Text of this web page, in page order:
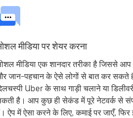
मीडिया पर शेयर करना
मीडिया एक शानदार तरीका है जिससे आप
जान-पहचान के ऐसे लोगों से बात कर सकते
Uber के साथ गाड़ी चलाने या
है। आप कुछ ही सेकंड में पूरे नेटवर्क से
ऐप में ऐसा करने के लिए,कमाईपर जाएँ, फिर